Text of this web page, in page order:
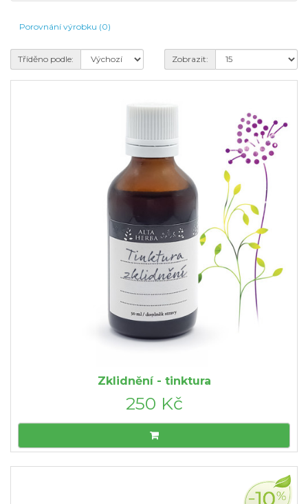
Porovnání výrobku (0)
Tříděno podle: Zobrazit:
Zklidnění - tinktura
250 Kč